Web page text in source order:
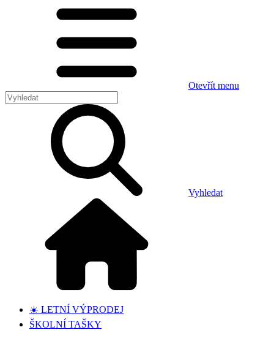
Otevřít menu
Vyhledat
☀️ LETNÍ VÝPRODEJ
ŠKOLNÍ TAŠKY